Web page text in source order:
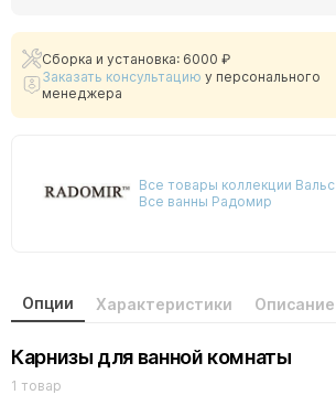
Сборка и установка: 6000 ₽
Заказать консультацию у персонального
менеджера
Все товары коллекции Вальс
Все ванны Радомир
Опции Характеристики Описание
Карнизы для ванной комнаты
1 товар